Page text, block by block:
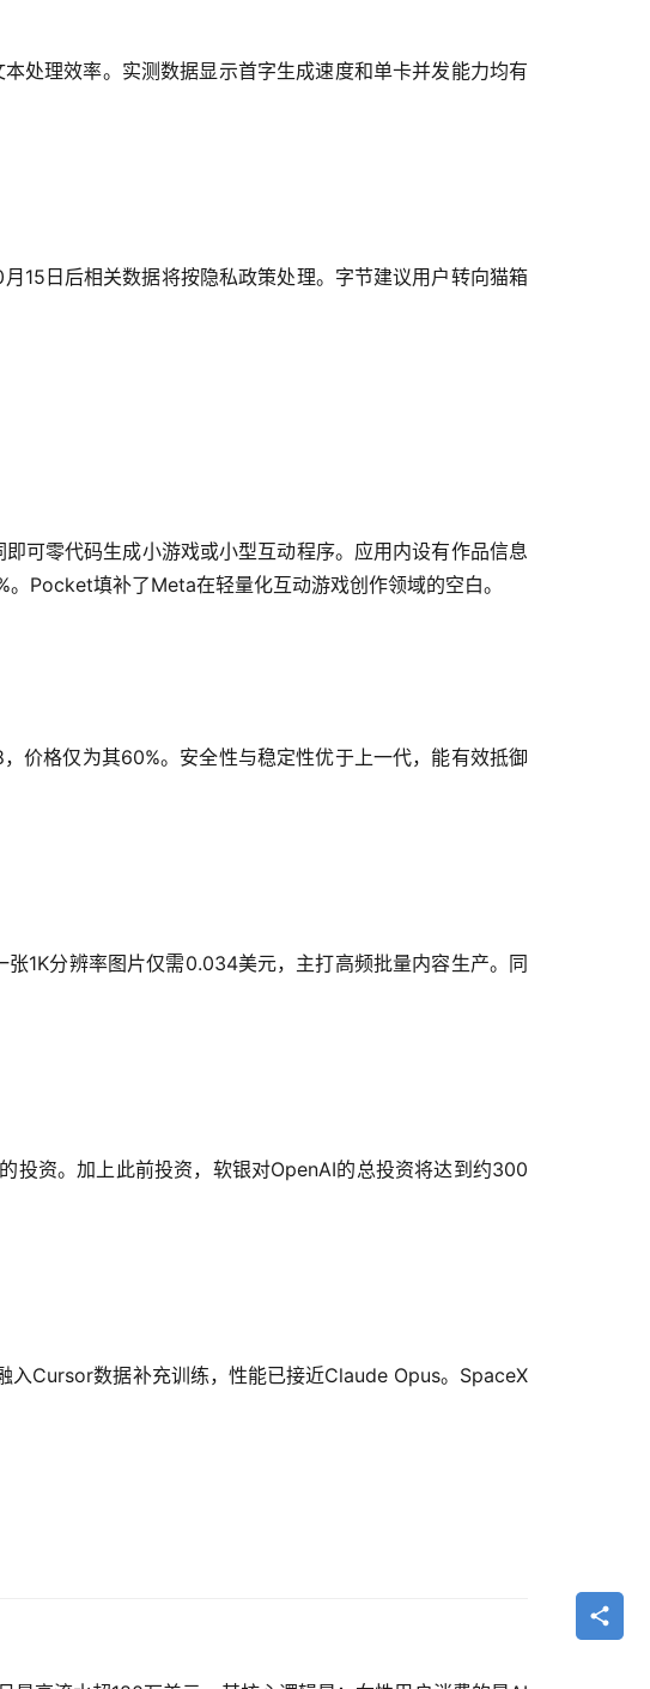
处理效率。实测数据显示首字生成速度和单卡并发能力均有
15日后相关数据将按隐私政策处理。字节建议用户转向猫箱
可零代码生成小游戏或小型互动程序。应用内设有作品信息
Pocket填补了Meta在轻量化互动游戏创作领域的空白。
价格仅为其60%。安全性与稳定性优于上一代，能有效抵御
1K分辨率图片仅需0.034美元，主打高频批量内容生产。同
投资。加上此前投资，软银对OpenAI的总投资将达到约300
入Cursor数据补充训练，性能已接近Claude Opus。SpaceX